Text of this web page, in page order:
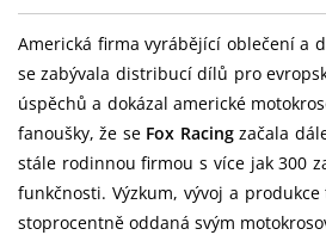
Americká firma vyrábějící oblečení a
se zabývala distribucí dílů pro
úspěchů a dokázal americké
fanoušky, že se Fox Racingzačala
stále rodinnou firmou s více jak 300
funkčnosti. Výzkum, vývoj a
stoprocentně oddaná svým